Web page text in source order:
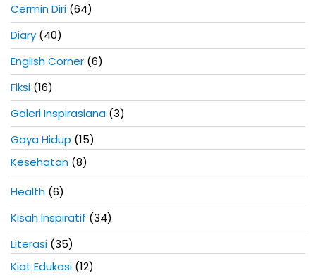
Cermin Diri (64)
Diary (40)
English Corner (6)
Fiksi (16)
Galeri Inspirasiana (3)
Gaya Hidup (15)
Kesehatan (8)
Health (6)
Kisah Inspiratif (34)
Literasi (35)
Kiat Edukasi (12)